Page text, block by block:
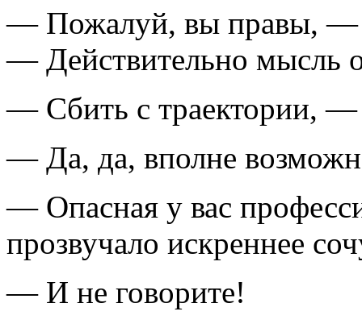
— Пожалуй, вы правы, —
— Действительно мысль о
— Сбить с траектории, —
— Да, да, вполне
— Опасная у вас
прозвучало искреннее
— И не говорите!